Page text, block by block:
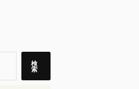
検
索